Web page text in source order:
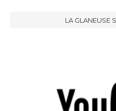
LA GLANEUSE